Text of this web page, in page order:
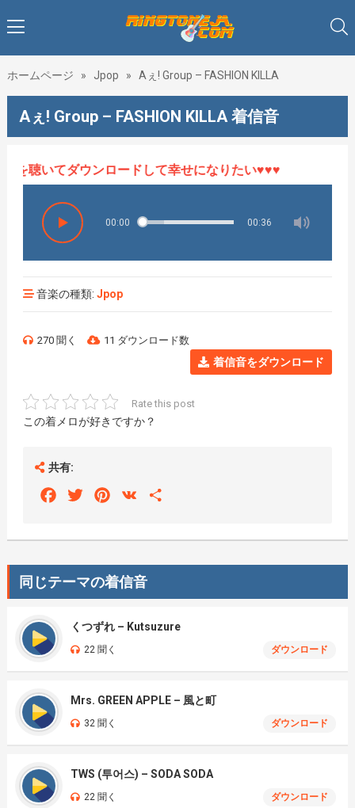
ホームページ » Jpop » Aぇ! Group – FASHION KILLA
Aぇ! Group – FASHION KILLA 着信音
いてダウンロードして幸せになりたい♥♥♥
00:00 00:36
音楽の種類: Jpop
270 聞く 11 ダウンロード数
着信音をダウンロード
Rate this post
この着メロが好きですか？
共有:
FacebookTwitterPinterest
VK
同じテーマの着信音
くつずれ – Kutsuzure
22 聞く ダウンロード
Mrs. GREEN APPLE – 風と町
32 聞く ダウンロード
TWS (투어스) – SODA SODA
22 聞く ダウンロード